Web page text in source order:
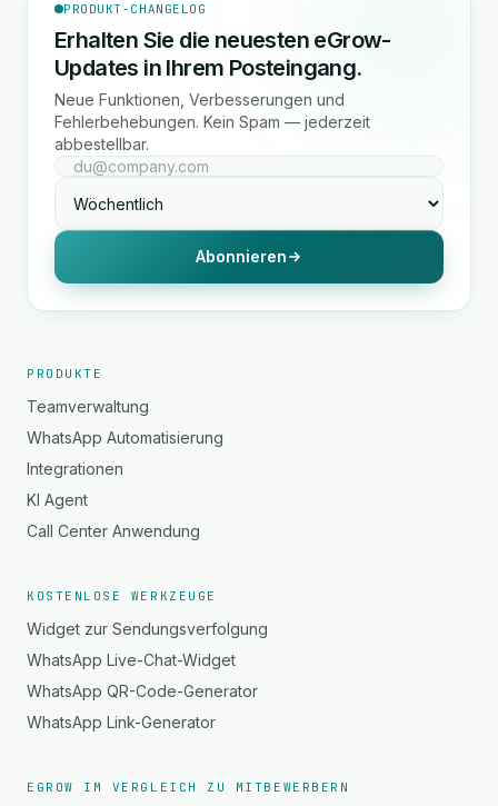
PRODUKT-CHANGELOG
Erhalten Sie die neuesten eGrow-
Updates in Ihrem Posteingang.
Neue Funktionen, Verbesserungen und
Fehlerbehebungen. Kein Spam — jederzeit
abbestellbar.
Abonnieren
PRODUKTE
Teamverwaltung
WhatsApp Automatisierung
Integrationen
KI Agent
Call Center Anwendung
KOSTENLOSE WERKZEUGE
Widget zur Sendungsverfolgung
WhatsApp Live-Chat-Widget
WhatsApp QR-Code-Generator
WhatsApp Link-Generator
EGROW IM VERGLEICH ZU MITBEWERBERN